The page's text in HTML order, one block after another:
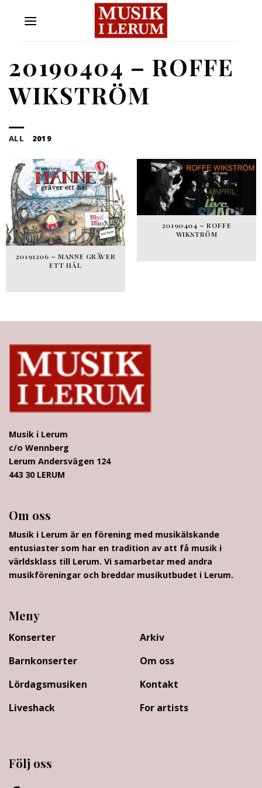
20190404 – ROFFE
WIKSTRÖM
ALL 2019
20191206 – MANNE GRÄVER
ETT HÅL
20190404 – ROFFE
WIKSTRÖM
Musik i Lerum
c/o Wennberg
Lerum Andersvägen 124
443 30 LERUM
Om oss
Musik i Lerum är en förening med musikälskande
entusiaster som har en tradition av att få musik i
världsklass till Lerum. Vi samarbetar med andra
musikföreningar och breddar musikutbudet i Lerum.
Meny
Konserter
Barnkonserter
Lördagsmusiken
Liveshack
Arkiv
Om oss
Kontakt
For artists
Följ oss